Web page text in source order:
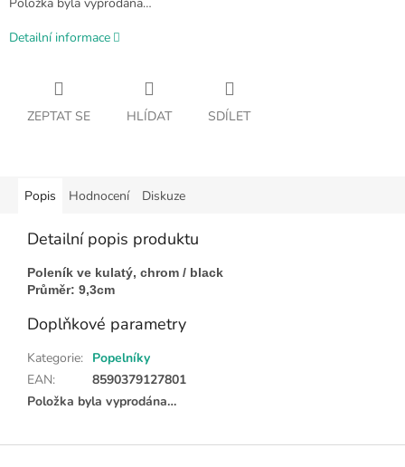
Položka byla vyprodána…
Detailní informace
ZEPTAT SE HLÍDAT SDÍLET
Popis Hodnocení Diskuze
Detailní popis produktu
Poleník ve kulatý, chrom / black
Průměr: 9,3cm
Doplňkové parametry
Kategorie: Popelníky
EAN:
8590379127801
Položka byla vyprodána…
Z